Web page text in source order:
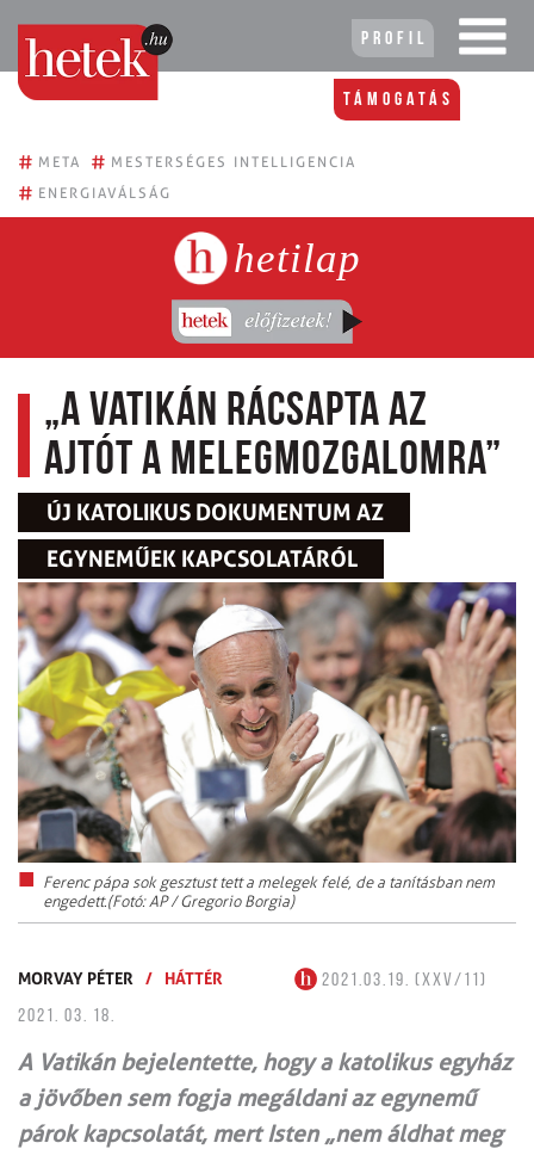
Profil
Támogatás
# META # MESTERSÉGES INTELLIGENCIA
# ENERGIAVÁLSÁG
hetilap
„A Vatikán rácsapta az
ajtót a melegmozgalomra”
ÚJ KATOLIKUS DOKUMENTUM AZ
EGYNEMŰEK KAPCSOLATÁRÓL
Ferenc pápa sok gesztust tett a melegek felé, de a tanításban nem
engedett.(Fotó: AP / Gregorio Borgia)
MORVAY PÉTER / HÁTTÉR
2021.03.19. (XXV/11)
2021. 03. 18.
A Vatikán bejelentette, hogy a katolikus egyház
a jövőben sem fogja megáldani az egynemű
párok kapcsolatát, mert Isten „nem áldhat meg